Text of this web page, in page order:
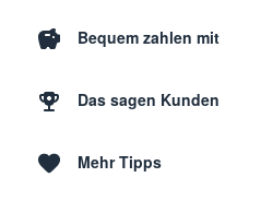
Bequem zahlen mit
Das sagen Kunden
Mehr Tipps